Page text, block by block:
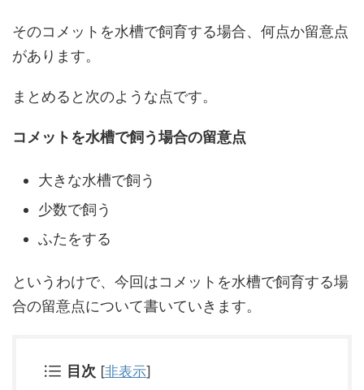
そのコメットを水槽で飼育する場合、何点か留意点
があります。
まとめると次のような点です。
コメットを水槽で飼う場合の留意点
大きな水槽で飼う
少数で飼う
ふたをする
というわけで、今回はコメットを水槽で飼育する場
合の留意点について書いていきます。
目次 [非表示]